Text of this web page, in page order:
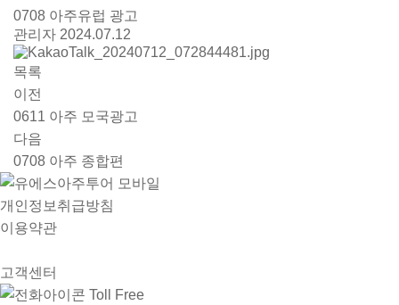
0708 아주유럽 광고
관리자 2024.07.12
목록
이전
0611 아주 모국광고
다음
0708 아주 종합편
개인정보취급방침
이용약관
고객센터
Toll Free